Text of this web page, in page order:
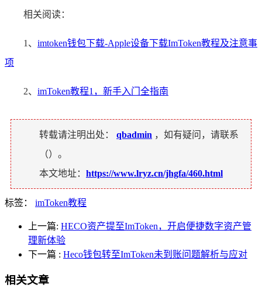
相关阅读：
1、 imtoken钱包下载-Apple设备下载ImToken教程及注意事
项
2、 imToken教程1，新手入门全指南
转载请注明出处： qbadmin ，如有疑问，请联系
（）。
本文地址： https://www.lryz.cn/jhgfa/460.html
标签： imToken教程
上一篇: HECO资产提至ImToken，开启便捷数字资产管
理新体验
下一篇 : Heco钱包转至ImToken未到账问题解析与应对
相关文章